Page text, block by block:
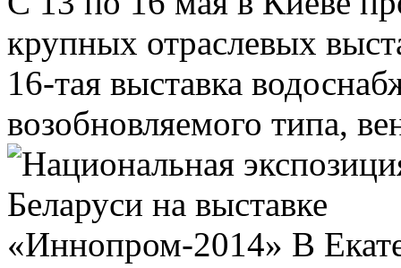
крупных отраслевых
16-тая выставка
возобновляемого типа,